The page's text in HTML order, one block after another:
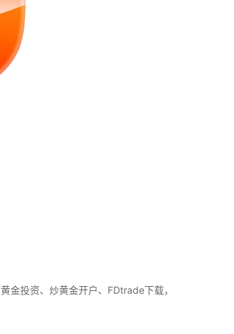
金投资、炒黄金开户、FDtrade下载，